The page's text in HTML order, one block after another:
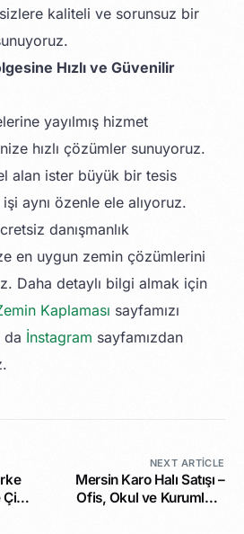
kaliteli ve sorunsuz bir
Hızlı ve Güvenilir
yayılmış hizmet
hızlı çözümler sunuyoruz.
alan ister büyük bir tesis
aynı özenle ele alıyoruz.
danışmanlık
en uygun zemin çözümlerini
Daha detaylı bilgi almak için
Kaplaması sayfamızı
da İnstagram sayfamızdan
Çim
NEXT ARTICLE
Mersin Karo Halı Satışı –
Ofis, Okul ve Kurumlara